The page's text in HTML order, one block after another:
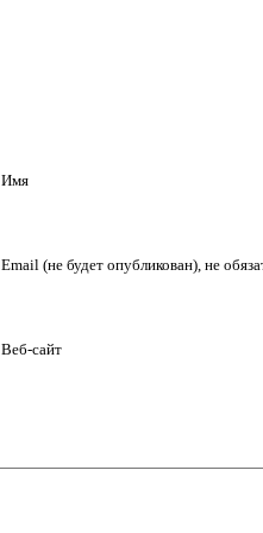
Имя
Email (не будет опубликован), не
Веб-сайт